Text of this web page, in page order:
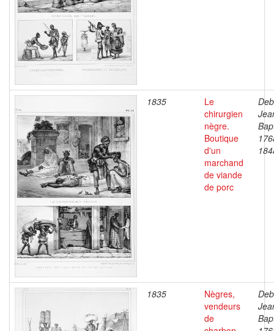
1835
Le
chirurgien
nègre.
Boutique
d'un
marchand
de viande
de porc
1835
Nègres,
vendeurs
de